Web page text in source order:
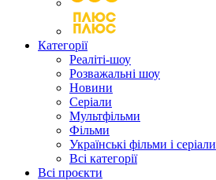
Категорії
Реаліті-шоу
Розважальні шоу
Новини
Серіали
Мультфільми
Фільми
Українські фільми і серіали
Всі категорії
Всі проєкти